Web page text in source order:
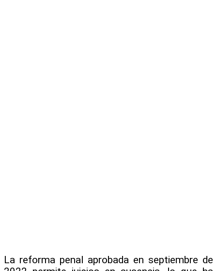
La reforma penal aprobada en septiembre de